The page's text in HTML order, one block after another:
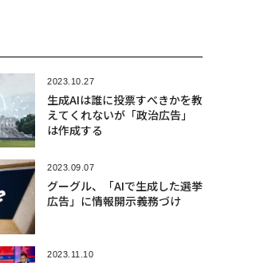
2023.10.27
生成AIは誰に投票すべきかを教
えてくれないが「政治広告」
は作成する
2023.09.07
グーグル、「AIで生成した選挙
広告」に情報開示義務づけ
2023.11.10